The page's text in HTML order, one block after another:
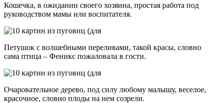
Кошечка, в ожидании своего хозяина, простая работа под
руководством мамы или воспитателя.
Петушок с волшебными переливами, такой красы, словно
сама птица – Феникс пожаловала в гости.
Очаровательное дерево, под силу любому малышу, веселое,
красочное, словно плоды на нем созрели.